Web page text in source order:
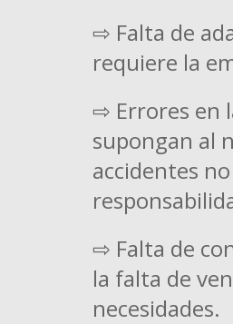
⇨ Falta de
requiere la
⇨ Errores en
supongan al
accidentes
⇨ Falta de
la falta de
necesidades.